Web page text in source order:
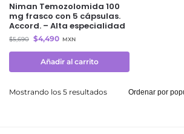
Niman Temozolomida 100
mg frasco con 5 cápsulas.
Accord. – Alta especialidad
$5,690 $4,490 MXN
Añadir al carrito
Mostrando los 5 resultados